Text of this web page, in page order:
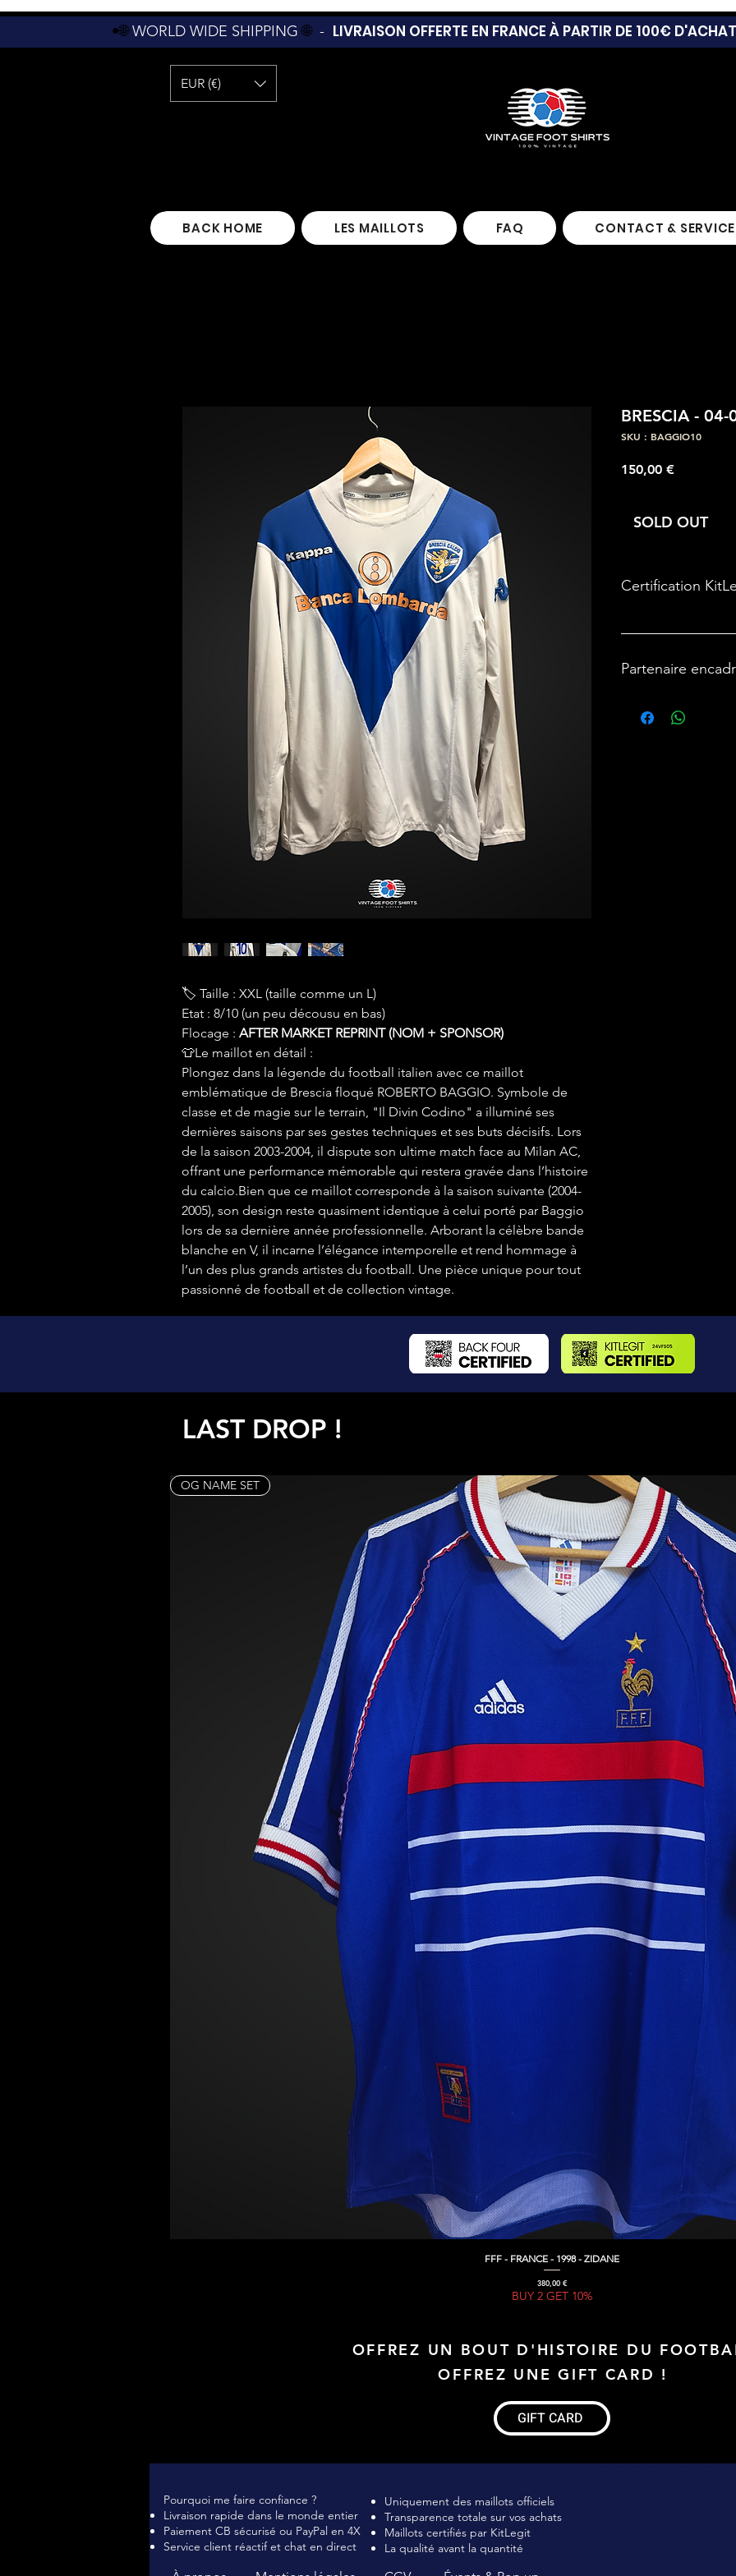
•🌐WORLD WIDE SHIPPING🌐 - LIVRAISON OFFERTE EN FRANCE À PARTIR DE 100€
EUR (€)
BACK HOME LES MAILLOTS FAQ CONTACT &
🏷 Taille : XXL (taille comme un L)
Etat : 8/10 (un peu décousu en bas)
Flocage : AFTER MARKET REPRINT (NOM + SPONSOR)
👕Le maillot en détail :
Plongez dans la légende du football italien avec ce maillot
emblématique de Brescia floqué ROBERTO BAGGIO. Symbole de
classe et de magie sur le terrain, "Il Divin Codino" a illuminé ses
dernières saisons par ses gestes techniques et ses buts décisifs. Lors
de la saison 2003-2004, il dispute son ultime match face au Milan AC,
offrant une performance mémorable qui restera gravée dans l’histoire
du calcio.Bien que ce maillot corresponde à la saison suivante (2004-
2005), son design reste quasiment identique à celui porté par Baggio
lors de sa dernière année professionnelle. Arborant la célèbre bande
blanche en V, il incarne l’élégance intemporelle et rend hommage à
l’un des plus grands artistes du football. Une pièce unique pour tout
passionné de football et de collection vintage.
BRESCIA -
SKU : BAGGIO10
150,00 €Prix
SOLD OUT
Certification
Partenaire
LAST DROP !
Aperçu rapide
OG NAME SET
FFF - FRANCE - 1998 - ZIDANE
Prix
380,00 €
BUY 2 GET 10%
OFFREZ UN BOUT D'HISTOIRE DU
OFFREZ UNE GIFT CARD !
GIFT CARD
Pourquoi me faire confiance ?
Livraison rapide dans le monde entier
Paiement CB sécurisé ou PayPal en 4X
Service client réactif et chat en direct
Uniquement des maillots officiels
Transparence totale sur vos achats
Maillots certifiés par KitLegit
La qualité avant la quantité